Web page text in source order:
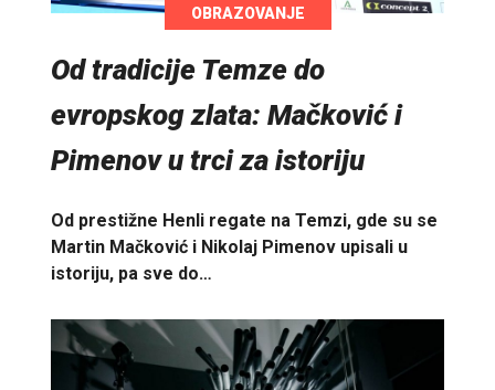
OBRAZOVANJE
Od tradicije Temze do
evropskog zlata: Mačković i
Pimenov u trci za istoriju
Od prestižne Henli regate na Temzi, gde su se
Martin Mačković i Nikolaj Pimenov upisali u
istoriju, pa sve do…